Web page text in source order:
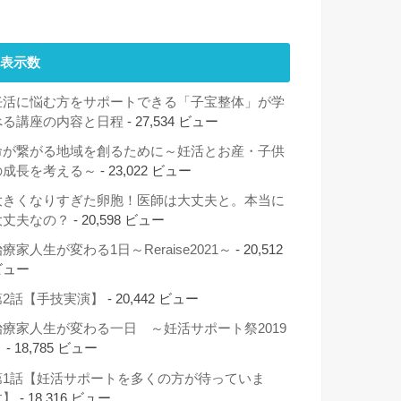
表示数
活に悩む方をサポートできる「子宝整体」が学
る講座の内容と日程 - 27,534 ビュー
が繋がる地域を創るために～妊活とお産・子供
成長を考える～ - 23,022 ビュー
きくなりすぎた卵胞！医師は大丈夫と。本当に
夫なの？ - 20,598 ビュー
療家人生が変わる1日～Reraise2021～ - 20,512
ュー
話【手技実演】 - 20,442 ビュー
療家人生が変わる一日 ～妊活サポート祭2019
- 18,785 ビュー
1話【妊活サポートを多くの方が待っていま
- 18,316 ビュー